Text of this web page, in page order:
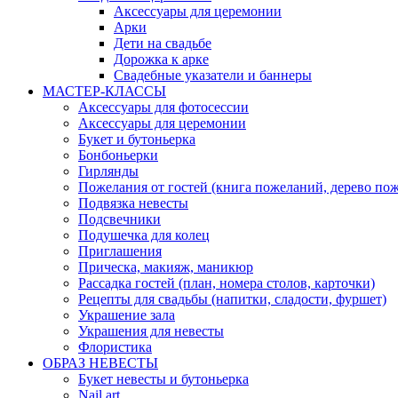
Аксессуары для церемонии
Арки
Дети на свадьбе
Дорожка к арке
Свадебные указатели и баннеры
МАСТЕР-КЛАССЫ
Аксессуары для фотосессии
Аксессуары для церемонии
Букет и бутоньерка
Бонбоньерки
Гирлянды
Пожелания от гостей (книга пожеланий, дерево
Подвязка невесты
Подсвечники
Подушечка для колец
Приглашения
Прическа, макияж, маникюр
Рассадка гостей (план, номера столов, карточки)
Рецепты для свадьбы (напитки, сладости, фуршет)
Украшение зала
Украшения для невесты
Флористика
ОБРАЗ НЕВЕСТЫ
Букет невесты и бутоньерка
Nail art